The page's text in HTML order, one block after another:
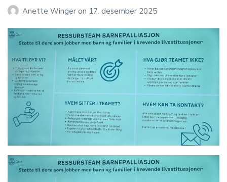
Anette Winger on 17. desember 2025